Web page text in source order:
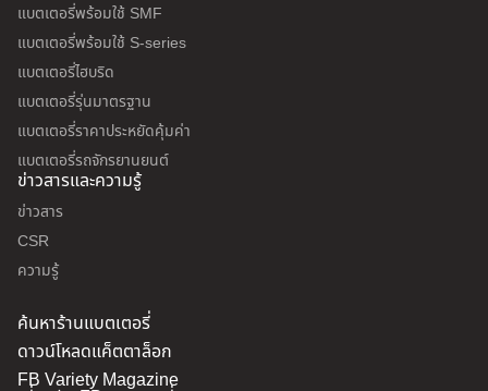
แบตเตอรี่พร้อมใช้ SMF
แบตเตอรี่พร้อมใช้ S-series
แบตเตอรี่ไฮบริด
แบตเตอรี่รุ่นมาตรฐาน
แบตเตอรี่ราคาประหยัดคุ้มค่า
แบตเตอรี่รถจักรยานยนต์
ข่าวสารและความรู้
ข่าวสาร
CSR
ความรู้
ค้นหาร้านแบตเตอรี่
ดาวน์โหลดแค็ตตาล็อก
FB Variety Magazine